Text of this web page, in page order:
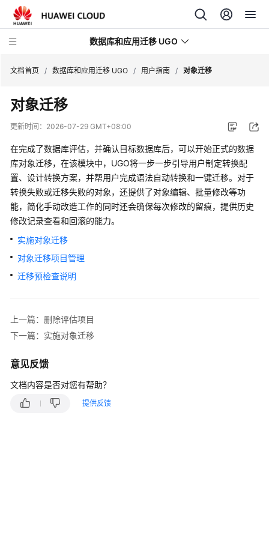
数据库和应用迁移 UGO
最
新
态
产
品
介
绍
快
速
门
户
指
据
文档首页 / 数据库和应用迁移 UGO / 用户指南 / 对象迁移
对象迁移
更新时间： 2026-07-29 GMT+08:00
在完成了数据库评估，并确认目标数据库后，可以开始正式的数据
库对象迁移，在该模块中，UGO将一步一步引导用户制定转换配
置、设计转换方案，并帮用户完成语法自动转换和一键迁移。对于
转换失败或迁移失败的对象，还提供了对象编辑、批量修改等功
能，简化手动改造工作的同时还会确保每次修改的留痕，提供历史
修改记录查看和回滚的能力。
实施对象迁移
对象迁移项目管理
迁移预检查说明
上一篇：删除评估项目
下一篇：实施对象迁移
意见反馈
文档内容是否对您有帮助？
提供反馈